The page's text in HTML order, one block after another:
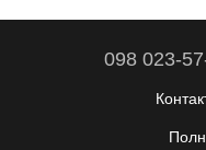
098 023-